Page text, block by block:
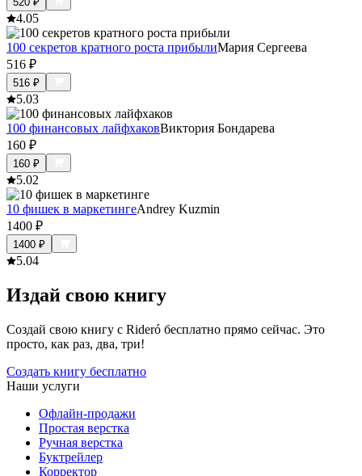
4.05
100 секретов кратного роста прибылиМария Сергеева
516 ₽
516 ₽
5.03
100 финансовых лайфхаковВиктория Бондарева
160 ₽
160 ₽
5.02
10 фишек в маркетингеAndrey Kuzmin
1400 ₽
1400 ₽
5.04
Издай свою книгу
Создай свою книгу с Rideró бесплатно прямо сейчас. Это
просто, как раз, два, три!
Создать книгу бесплатно
Наши услуги
Офлайн-продажи
Простая верстка
Ручная верстка
Буктрейлер
Корректор